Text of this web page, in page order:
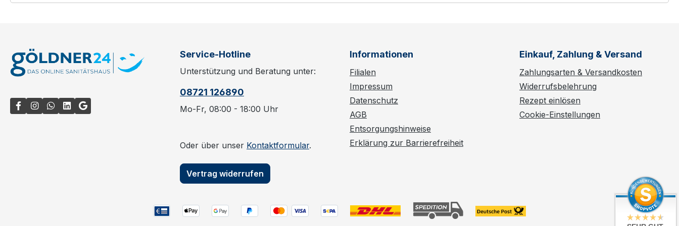
Service-Hotline
Unterstützung und Beratung unter:
08721 126890
Mo-Fr, 08:00 - 18:00 Uhr
Oder über unser Kontaktformular.
Vertrag widerrufen
Informationen
Filialen
Impressum
Datenschutz
AGB
Entsorgungshinweise
Erklärung zur Barrierefreiheit
Einkauf, Zahlung & Versand
Zahlungsarten & Versandkosten
Widerrufsbelehrung
Rezept einlösen
Cookie-Einstellungen